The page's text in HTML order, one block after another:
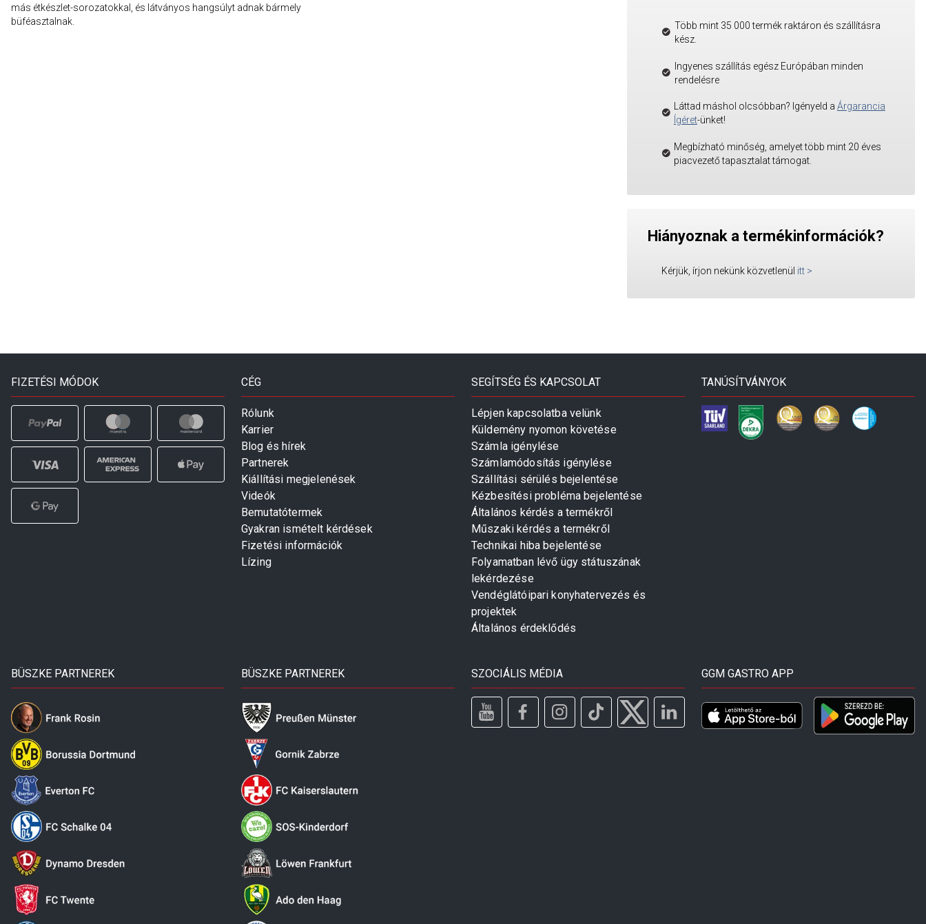
más étkészlet-sorozatokkal, és látványos hangsúlyt adnak bármely
büféasztalnak.
Több mint 35 000 termék raktáron és szállításra
kész.
Ingyenes szállítás egész Európában minden
rendelésre
Láttad máshol olcsóbban? Igényeld a Árgarancia
Ígéret-ünket!
Megbízható minőség, amelyet több mint 20 éves
piacvezető tapasztalat támogat.
Hiányoznak a termékinformációk?
Kérjük, írjon nekünk közvetlenül itt >
FIZETÉSI MÓDOK CÉG
Rólunk
Karrier
Blog és hírek
Partnerek
Kiállítási megjelenések
Videók
Bemutatótermek
Gyakran ismételt kérdések
Fizetési információk
Lízing
SEGÍTSÉG ÉS KAPCSOLAT
Lépjen kapcsolatba velünk
Küldemény nyomon követése
Számla igénylése
Számlamódosítás igénylése
Szállítási sérülés bejelentése
Kézbesítési probléma bejelentése
Általános kérdés a termékről
Műszaki kérdés a termékről
Technikai hiba bejelentése
Folyamatban lévő ügy státuszának
lekérdezése
Vendéglátóipari konyhatervezés és
projektek
Általános érdeklődés
TANÚSÍTVÁNYOK
BÜSZKE PARTNEREK BÜSZKE PARTNEREK SZOCIÁLIS MÉDIA GGM GASTRO APP